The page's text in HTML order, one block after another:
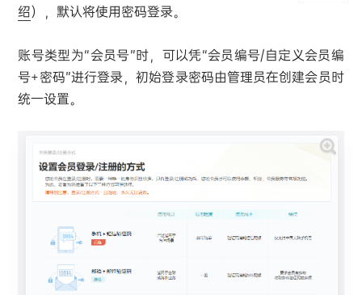
绍），默认将使用密码登录。
账号类型为“会员号”时，可以凭“会员编号/自定义会员编
号+密码”进行登录，初始登录密码由管理员在创建会员时
统一设置。